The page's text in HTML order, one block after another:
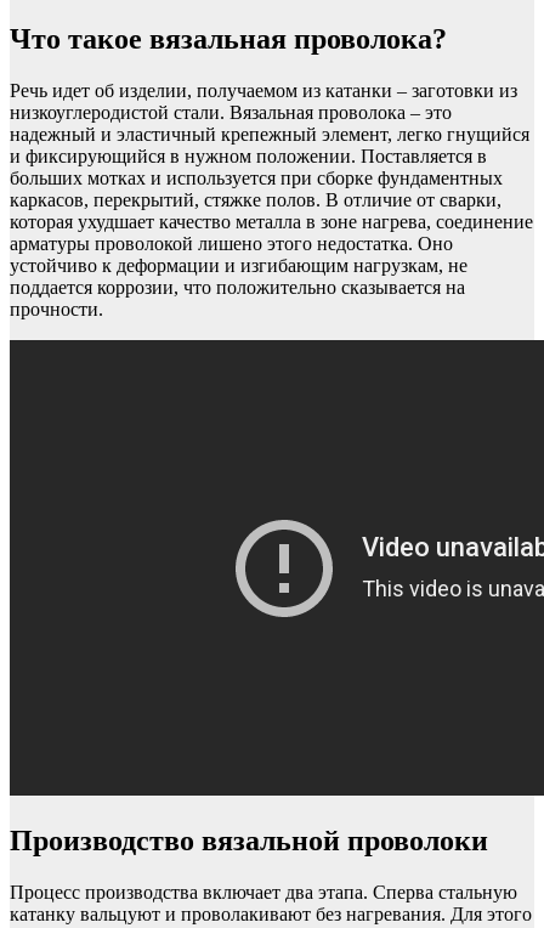
Что такое вязальная проволока?
Речь идет об изделии, получаемом из катанки – заготовки из
низкоуглеродистой стали. Вязальная проволока – это
надежный и эластичный крепежный элемент, легко гнущийся
и фиксирующийся в нужном положении. Поставляется в
больших мотках и используется при сборке фундаментных
каркасов, перекрытий, стяжке полов. В отличие от сварки,
которая ухудшает качество металла в зоне нагрева, соединение
арматуры проволокой лишено этого недостатка. Оно
устойчиво к деформации и изгибающим нагрузкам, не
поддается коррозии, что положительно сказывается на
прочности.
Производство вязальной проволоки
Процесс производства включает два этапа. Сперва стальную
катанку вальцуют и проволакивают без нагревания. Для этого